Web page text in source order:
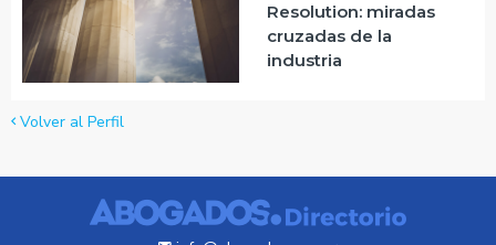
Resolution: miradas
cruzadas de la
industria
Volver al Perfil